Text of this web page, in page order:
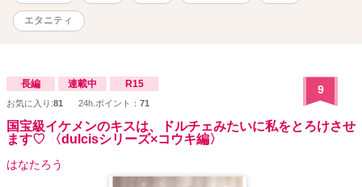
エタニティ
長編 連載中 R15
お気に入り:81 24h.ポイント： 71
9
国宝級イケメンのキスは、ドルチェみたいに私をとろけさせ
ます♡ 〈dulcisシリーズ×コウキ編〉
はなたろう